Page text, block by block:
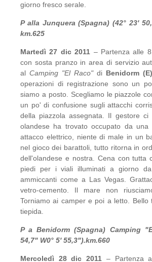
giorno fresco serale.
P alla Junquera (Spagna) (42° 23'
km.625
Martedì 27 dic 2011 – Partenza alle
con sosta pranzo in area di servizio
al Camping "El Raco" di Benidorm (E)
operazioni di registrazione sono un
siamo a posto. Scegliamo le piazzole
un po' di confusione sugli attacchi
della piazzola assegnata. Il gestore ci
olandese ha trovato occupato da
attacco elettrico, niente di male in un
nel gioco dei barattoli, tutto ritorna in
dell'olandese e nostra. Cena con tutta
piedi per i viali illuminati a giorno
ammiccanti come a Las Vegas.
vetro-cemento. Il mare non
Torniamo ai camper e poi a letto. Bello
tiepida.
P a Benidorm (Spagna) Camping
54,7" W0° 5' 55,3").km.660
Mercoledì 28 dic 2011 – Partenza